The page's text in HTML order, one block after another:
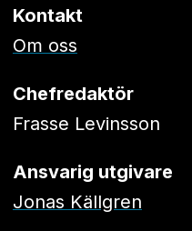
Kontakt
Om oss
Chefredaktör
Frasse Levinsson
Ansvarig utgivare
Jonas Källgren